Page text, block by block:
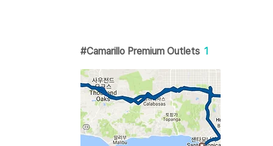
Camarillo Premium Outlets 1